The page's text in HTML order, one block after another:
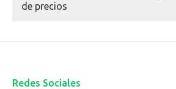
de precios
Redes Sociales